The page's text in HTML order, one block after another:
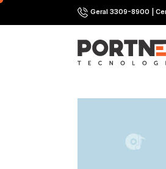
Skip
to
Geral 3309-8900 |